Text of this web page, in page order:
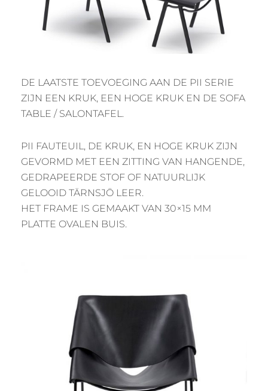
DE LAATSTE TOEVOEGING AAN DE PII SERIE
ZIJN EEN KRUK, EEN HOGE KRUK EN DE SOFA
TABLE / SALONTAFEL.
PII FAUTEUIL, DE KRUK, EN HOGE KRUK ZIJN
GEVORMD MET EEN ZITTING VAN HANGENDE,
GEDRAPEERDE STOF OF NATUURLIJK
GELOOID TÄRNSJÖ LEER.
HET FRAME IS GEMAAKT VAN 30×15 MM
PLATTE OVALEN BUIS.